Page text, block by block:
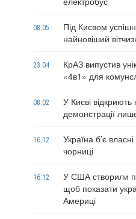
08.05
Під Києвом
найновіший
23.04
КрАЗ випустив
«4в1» для
08.02
У Києві відкриють
демонстрації
16.12
Україна б’є
чорниці
16.12
У США створили
щоб показати
Америці